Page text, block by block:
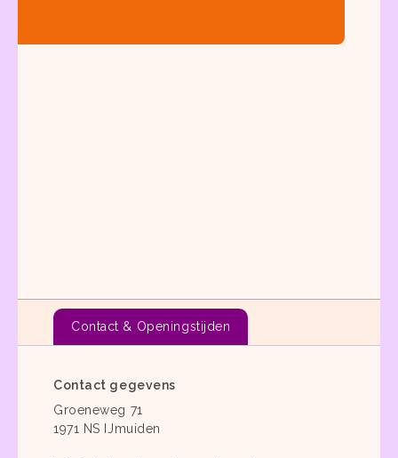
Contact & Openingstijden
Contact gegevens
Groeneweg 71
1971 NS IJmuiden